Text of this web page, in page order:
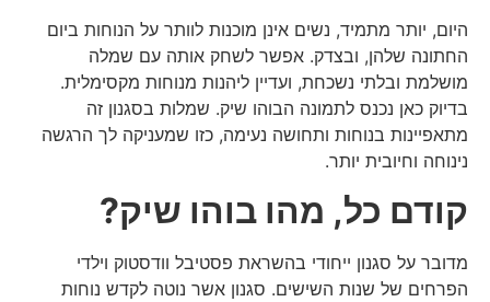
היום, יותר מתמיד, נשים אינן מוכנות לוותר על הנוחות ביום
החתונה שלהן, ובצדק. אפשר לשחק אותה עם שמלה
מושלמת ובלתי נשכחת, ועדיין ליהנות מנוחות מקסימלית.
בדיוק כאן נכנס לתמונה הבוהו שיק. שמלות בסגנון זה
מתאפיינות בנוחות ותחושה נעימה, כזו שמעניקה לך הרגשה
נינוחה וחיובית יותר.
קודם כל, מהו בוהו שיק?
מדובר על סגנון ייחודי בהשראת פסטיבל וודסטוק וילדי
הפרחים של שנות השישים. סגנון אשר נוטה לקדש נוחות